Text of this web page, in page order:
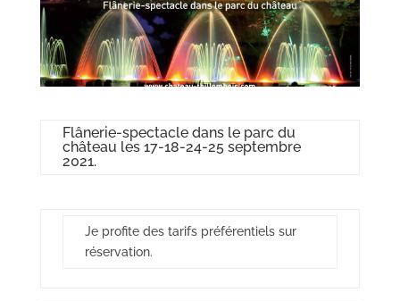
Flânerie-spectacle dans le parc du
château les 17-18-24-25 septembre
2021.
Je profite des tarifs préférentiels sur
réservation.